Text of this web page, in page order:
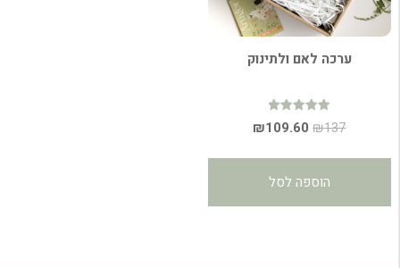
ערכה לאם ולתינוק
דורג
5.00 ₪137
המחיר
₪137.
₪109.60
המחיר
הוספה לסל